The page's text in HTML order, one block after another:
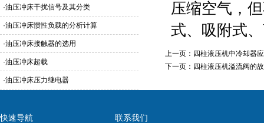
·油压冲床干扰信号及其分类
·油压冲床惯性负载的分析计算
·油压冲床接触器的选用
·油压冲床超载
·油压冲床压力继电器
压缩空气，
式、吸附式
上一页： 四柱液压机中冷却器
下一页： 四柱液压机溢流阀的
快速导航 联系我们